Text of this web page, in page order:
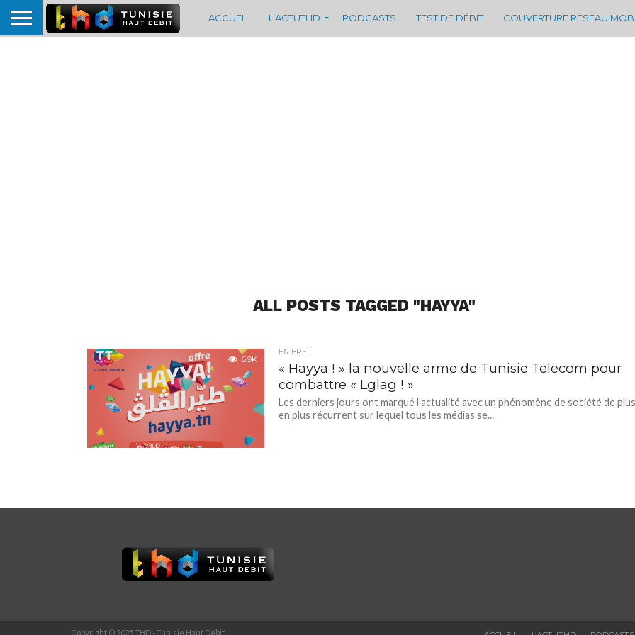
ACCUEIL L’ACTUTHD PODCASTS TEST DE DÉBIT COUVERTURE RÉSEAU
ALL POSTS TAGGED "HAYYA"
6.9K
EN BREF
« Hayya ! » la nouvelle arme de Tunisie Telecom pour
combattre « Lglag ! »
Les derniers jours ont marqué l’actualité avec un phénomène de société de
en plus récurrent sur lequel tous les médias se...
Copyright © 2025 THD - Tunisie Haut Debit.